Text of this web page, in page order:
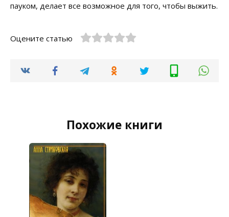
пауком, делает все возможное для того, чтобы выжить.
Оцените статью
Похожие книги